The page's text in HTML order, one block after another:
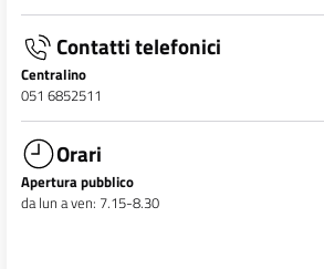
Contatti telefonici
Centralino
051 6852511
Orari
Apertura pubblico
da lun a ven: 7.15-8.30